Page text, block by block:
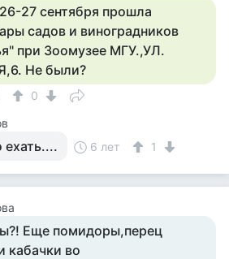
27 сентября прошла
садов и виноградников
при Зоомузее МГУ.,УЛ.
Не были?
0
ехать.... 6 лет 1
Еще помидоры,перец
кабачки во